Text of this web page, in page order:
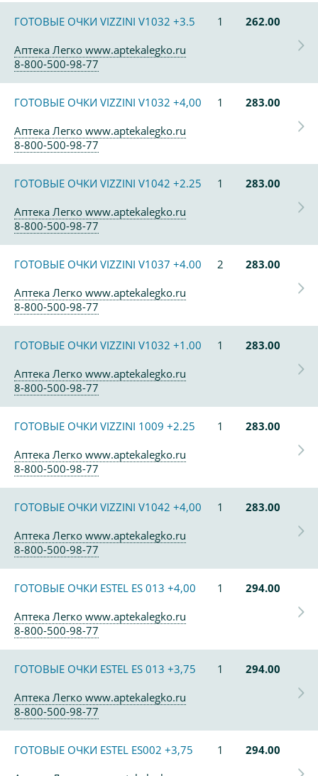
ГОТОВЫЕ ОЧКИ VIZZINI V1032 +3.5 1
262.00
Аптека Легко www.aptekalegko.ru
8-800-500-98-77
ГОТОВЫЕ ОЧКИ VIZZINI V1032 +4,00 1
283.00
Аптека Легко www.aptekalegko.ru
8-800-500-98-77
ГОТОВЫЕ ОЧКИ VIZZINI V1042 +2.25 1
283.00
Аптека Легко www.aptekalegko.ru
8-800-500-98-77
ГОТОВЫЕ ОЧКИ VIZZINI V1037 +4.00 2
283.00
Аптека Легко www.aptekalegko.ru
8-800-500-98-77
ГОТОВЫЕ ОЧКИ VIZZINI V1032 +1.00 1
283.00
Аптека Легко www.aptekalegko.ru
8-800-500-98-77
ГОТОВЫЕ ОЧКИ VIZZINI 1009 +2.25 1
283.00
Аптека Легко www.aptekalegko.ru
8-800-500-98-77
ГОТОВЫЕ ОЧКИ VIZZINI V1042 +4,00 1
283.00
Аптека Легко www.aptekalegko.ru
8-800-500-98-77
ГОТОВЫЕ ОЧКИ ESTEL ES 013 +4,00 1
294.00
Аптека Легко www.aptekalegko.ru
8-800-500-98-77
ГОТОВЫЕ ОЧКИ ESTEL ES 013 +3,75 1
294.00
Аптека Легко www.aptekalegko.ru
8-800-500-98-77
ГОТОВЫЕ ОЧКИ ESTEL ES002 +3,75 1
294.00